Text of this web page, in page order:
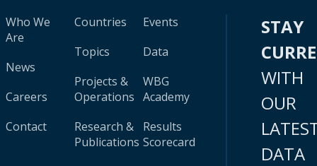
Who We
Are
News
Careers
Contact
Countries
Topics
Projects &
Operations
Research &
Publications
Events
Data
WBG
Academy
Results
Scorecard
STAY
WITH
OUR
DATA